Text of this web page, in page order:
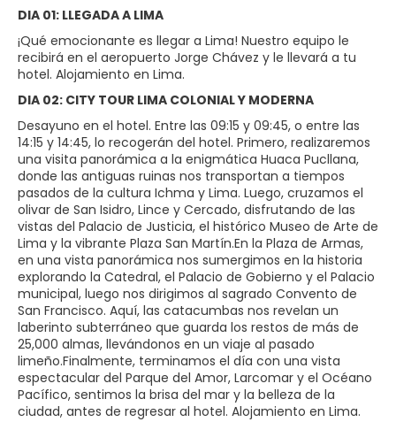
DIA 01: LLEGADA A LIMA
¡Qué emocionante es llegar a Lima! Nuestro equipo le
recibirá en el aeropuerto Jorge Chávez y le llevará a tu
hotel. Alojamiento en Lima.
DIA 02: CITY TOUR LIMA COLONIAL Y MODERNA
Desayuno en el hotel. Entre las 09:15 y 09:45, o entre las
14:15 y 14:45, lo recogerán del hotel. Primero, realizaremos
una visita panorámica a la enigmática Huaca Pucllana,
donde las antiguas ruinas nos transportan a tiempos
pasados de la cultura Ichma y Lima. Luego, cruzamos el
olivar de San Isidro, Lince y Cercado, disfrutando de las
vistas del Palacio de Justicia, el histórico Museo de Arte de
Lima y la vibrante Plaza San Martín.En la Plaza de Armas,
en una vista panorámica nos sumergimos en la historia
explorando la Catedral, el Palacio de Gobierno y el Palacio
municipal, luego nos dirigimos al sagrado Convento de
San Francisco. Aquí, las catacumbas nos revelan un
laberinto subterráneo que guarda los restos de más de
25,000 almas, llevándonos en un viaje al pasado
limeño.Finalmente, terminamos el día con una vista
espectacular del Parque del Amor, Larcomar y el Océano
Pacífico, sentimos la brisa del mar y la belleza de la
ciudad, antes de regresar al hotel. Alojamiento en Lima.